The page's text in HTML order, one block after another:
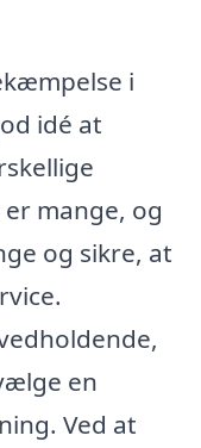
i
idé at
mange, og
og sikre, at
en
Ved at